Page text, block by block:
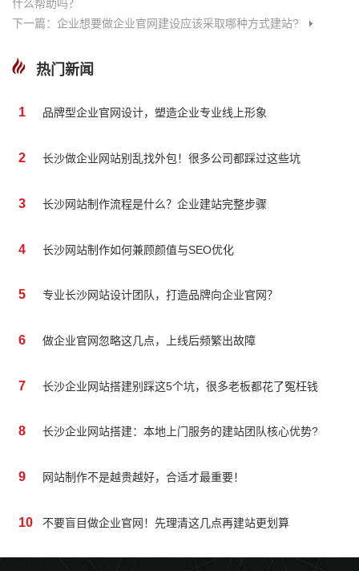
什么帮助吗？
下一篇：企业想要做企业官网建设应该采取哪种方式建站?
热门新闻
1 品牌型企业官网设计，塑造企业专业线上形象
2 长沙做企业网站别乱找外包！很多公司都踩过这些坑
3 长沙网站制作流程是什么？企业建站完整步骤
4 长沙网站制作如何兼顾颜值与SEO优化
5 专业长沙网站设计团队，打造品牌向企业官网？
6 做企业官网忽略这几点，上线后频繁出故障
7 长沙企业网站搭建别踩这5个坑，很多老板都花了冤枉钱
8 长沙企业网站搭建：本地上门服务的建站团队核心优势?
9 网站制作不是越贵越好，合适才最重要！
10 不要盲目做企业官网！先理清这几点再建站更划算